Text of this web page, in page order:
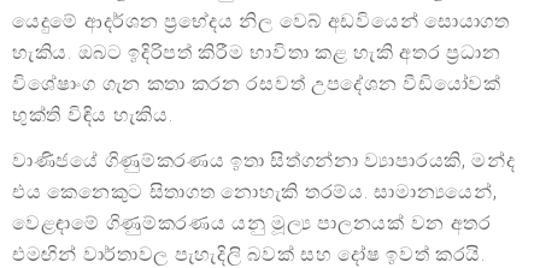
යෙදුමේ ආදර්ශන ප්‍රභේදය නිල වෙබ් අඩවියෙන් සොයාගත
හැකිය. ඔබට ඉදිරිපත් කිරීම භාවිතා කළ හැකි අතර ප්‍රධාන
විශේෂාංග ගැන කතා කරන රසවත් උපදේශන වීඩියෝවක්
භුක්ති විඳිය හැකිය.
වාණිජයේ ගිණුම්කරණය ඉතා සිත්ගන්නා ව්‍යාපාරයකි, මන්ද
එය කෙනෙකුට සිතාගත නොහැකි තරම්ය. සාමාන්‍යයෙන්,
වෙළඳාමේ ගිණුම්කරණය යනු මූල්‍ය පාලනයක් වන අතර
එමඟින් වාර්තාවල පැහැදිලි බවක් සහ දෝෂ ඉවත් කරයි.